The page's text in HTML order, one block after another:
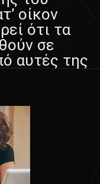
οίκον
ότι τα
σε
αυτές της